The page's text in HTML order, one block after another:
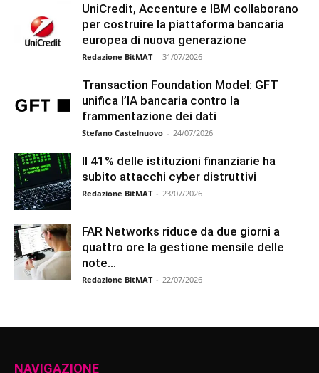
UniCredit, Accenture e IBM collaborano
per costruire la piattaforma bancaria
europea di nuova generazione
Redazione BitMAT - 31/07/2026
Transaction Foundation Model: GFT
unifica l’IA bancaria contro la
frammentazione dei dati
Stefano Castelnuovo - 24/07/2026
Il 41% delle istituzioni finanziarie ha
subito attacchi cyber distruttivi
Redazione BitMAT - 23/07/2026
FAR Networks riduce da due giorni a
quattro ore la gestione mensile delle
note...
Redazione BitMAT - 22/07/2026
NAVIGAZIONE